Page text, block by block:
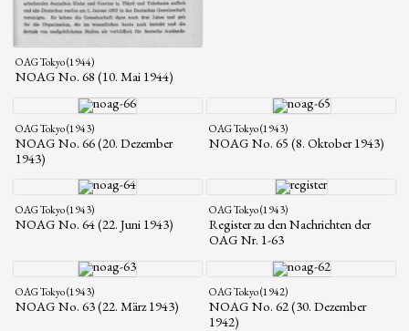
OAG Tokyo (1944)
NOAG No. 68 (10. Mai 1944)
OAG Tokyo (1943)
NOAG No. 66 (20. Dezember
1943)
OAG Tokyo (1943)
NOAG No. 65 (8. Oktober 1943)
OAG Tokyo (1943)
NOAG No. 64 (22. Juni 1943)
OAG Tokyo (1943)
Register zu den Nachrichten der
OAG Nr. 1-63
OAG Tokyo (1943)
NOAG No. 63 (22. März 1943)
OAG Tokyo (1942)
NOAG No. 62 (30. Dezember
1942)